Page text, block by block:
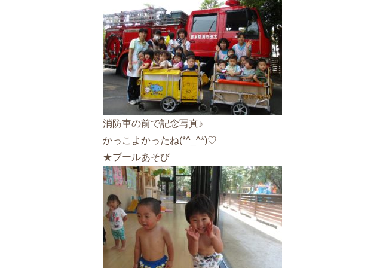
消防車の前で記念写真♪
かっこよかったね(*^_^*)♡
★プールあそび